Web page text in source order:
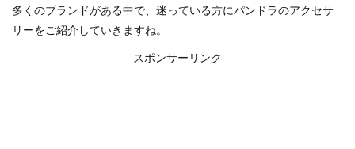
多くのブランドがある中で、迷っている方にパンドラのアクセサ
リーをご紹介していきますね。
スポンサーリンク